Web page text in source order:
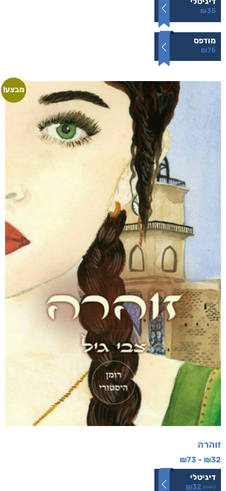
₪35
מודפס
₪75
מבצע!
זוהרה
₪32
–
₪73
דיגיטלי
₪40
₪32